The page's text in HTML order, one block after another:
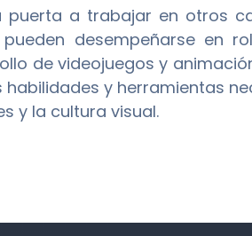
a trabajar en otros
desempeñarse en
de videojuegos y
y herramientas
y la cultura visual.